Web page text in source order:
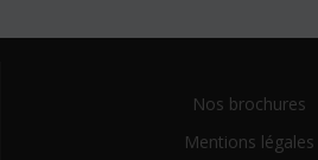
Nos brochures
Mentions légales